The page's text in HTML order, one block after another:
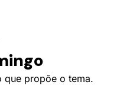
que propõe o tema.